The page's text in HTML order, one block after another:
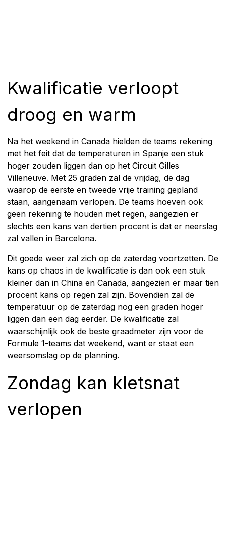
Kwalificatie verloopt
droog en warm
Na het weekend in Canada hielden de teams rekening
met het feit dat de temperaturen in Spanje een stuk
hoger zouden liggen dan op het Circuit Gilles
Villeneuve. Met 25 graden zal de vrijdag, de dag
waarop de eerste en tweede vrije training gepland
staan, aangenaam verlopen. De teams hoeven ook
geen rekening te houden met regen, aangezien er
slechts een kans van dertien procent is dat er neerslag
zal vallen in Barcelona.
Dit goede weer zal zich op de zaterdag voortzetten. De
kans op chaos in de kwalificatie is dan ook een stuk
kleiner dan in China en Canada, aangezien er maar tien
procent kans op regen zal zijn. Bovendien zal de
temperatuur op de zaterdag nog een graden hoger
liggen dan een dag eerder. De kwalificatie zal
waarschijnlijk ook de beste graadmeter zijn voor de
Formule 1-teams dat weekend, want er staat een
weersomslag op de planning.
Zondag kan kletsnat
verlopen